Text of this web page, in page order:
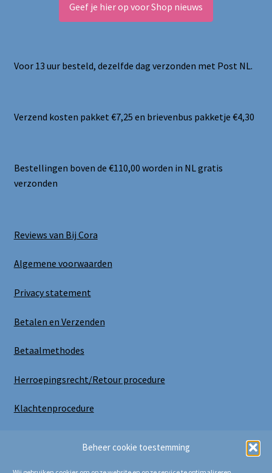
Beheer cookie toestemming
Geef je hier op voor Shop nieuws
Voor 13 uur besteld, dezelfde dag verzonden met Post NL.
Verzend kosten pakket €7,25 en brievenbus pakketje €4,30
Bestellingen boven de €110,00 worden in NL gratis
verzonden
Reviews van Bij Cora
Algemene voorwaarden
Privacy statement
Betalen en Verzenden
Betaalmethodes
Herroepingsrecht/Retour procedure
Klachtenprocedure